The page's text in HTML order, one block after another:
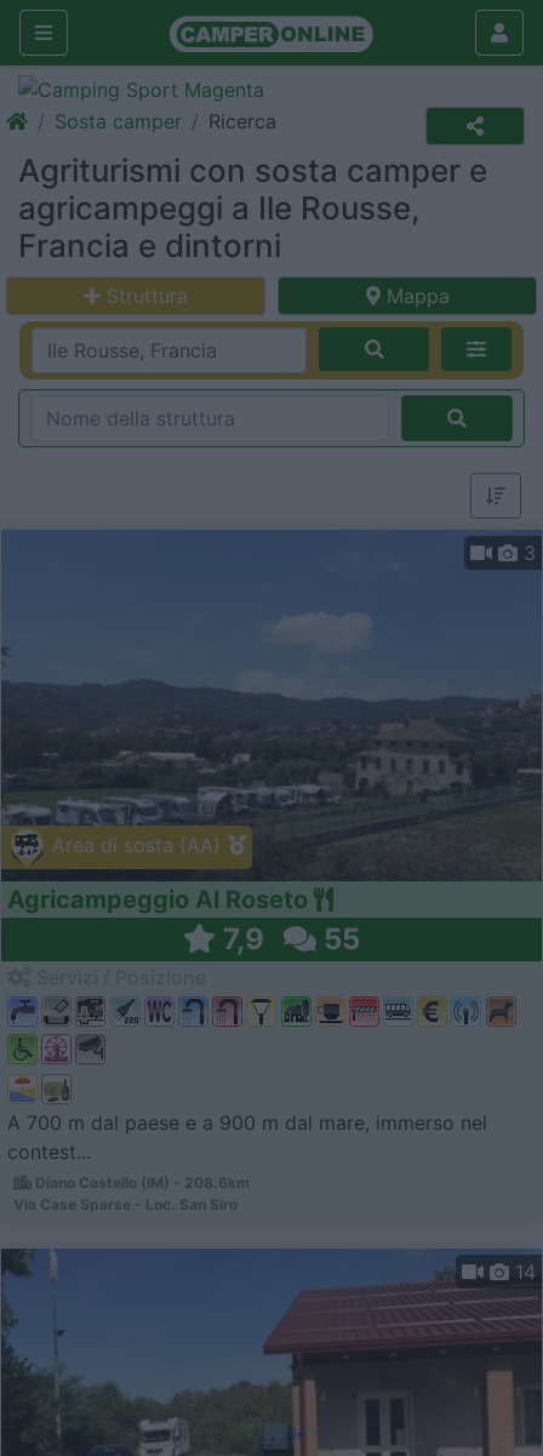
Sosta camper Ricerca
Agriturismi con sosta camper e
agricampeggi a Ile Rousse,
Francia e dintorni
Struttura Mappa
Area di sosta (AA)
3
Agricampeggio Al Roseto
7,9 55
A 700 m dal paese e a 900 m dal mare, immerso nel
contest...
Diano Castello (IM) - 208.6km
Via Case Sparse - Loc. San Siro
14